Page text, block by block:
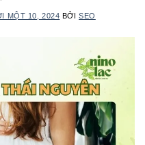
MỘT 10, 2024 BỞISEO